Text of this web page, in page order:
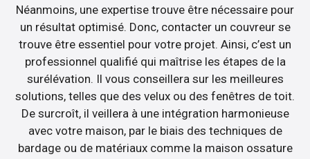
Néanmoins, une expertise trouve être nécessaire pour
un résultat optimisé. Donc, contacter un couvreur se
trouve être essentiel pour votre projet. Ainsi, c’est un
professionnel qualifié qui maîtrise les étapes de la
surélévation. Il vous conseillera sur les meilleures
solutions, telles que des velux ou des fenêtres de toit.
De surcroît, il veillera à une intégration harmonieuse
avec votre maison, par le biais des techniques de
bardage ou de matériaux comme la maison ossature